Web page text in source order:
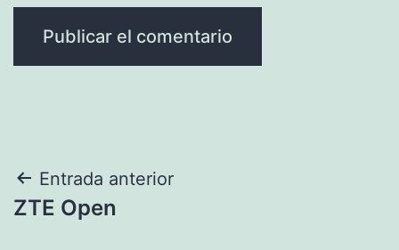
Navegación
de
Entrada anterior
ZTE Open